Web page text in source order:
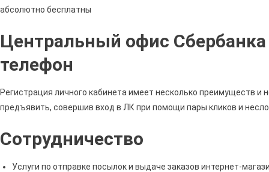
абсолютно бесплатны
Центральный офис
телефон
Регистрация личного кабинета имеет несколько преимуществ
предъявить, совершив вход в ЛК при помощи пары кликов и
Сотрудничество
Услуги по отправке посылок и выдаче заказов интернет-